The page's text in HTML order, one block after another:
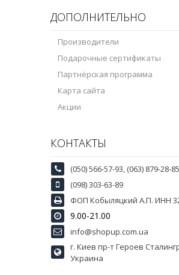
ДОПОЛНИТЕЛЬНО
Производители
Подарочные сертификаты
Партнёрская программа
Карта сайта
Акции
КОНТАКТЫ
(050) 566-57-93, (063) 879-28-85
(098) 303-63-89
ФОП Кобыляцкий А.П. ИНН
9.00-21.00
info@shopup.com.ua
г. Киев пр-т Героев
Украина